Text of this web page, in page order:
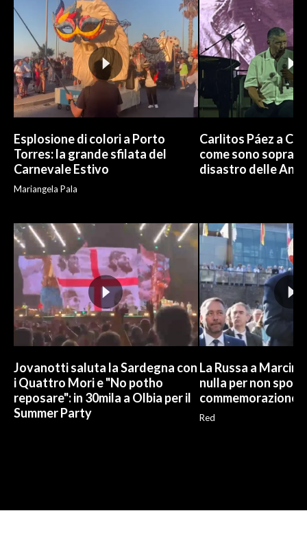
INFO AZIENDE
ABBONATI
ANNUNCI
NECROLOGI
PUBBLICITÀ
SPIAGGE
STORE
Esplosione di colori a Porto
Torres: la grande sfilata del
Carnevale Estivo
Mariangela Pala
Carlitos Páez a
come sono
disastro delle
Jovanotti saluta la Sardegna con
i Quattro Mori e "No potho
reposare": in 30mila a Olbia per il
Summer Party
La Russa a
nulla per non
commemorazione
Red